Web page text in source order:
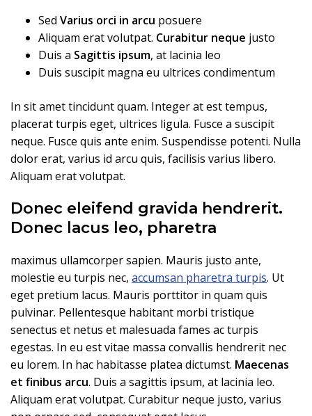
Sed Varius orci in arcu posuere
Aliquam erat volutpat. Curabitur neque justo
Duis a Sagittis ipsum, at lacinia leo
Duis suscipit magna eu ultrices condimentum
In sit amet tincidunt quam. Integer at est tempus,
placerat turpis eget, ultrices ligula. Fusce a suscipit
neque. Fusce quis ante enim. Suspendisse potenti. Nulla
dolor erat, varius id arcu quis, facilisis varius libero.
Aliquam erat volutpat.
Donec eleifend gravida hendrerit.
Donec lacus leo, pharetra
maximus ullamcorper sapien. Mauris justo ante,
molestie eu turpis nec, accumsan pharetra turpis. Ut
eget pretium lacus. Mauris porttitor in quam quis
pulvinar. Pellentesque habitant morbi tristique
senectus et netus et malesuada fames ac turpis
egestas. In eu est vitae massa convallis hendrerit nec
eu lorem. In hac habitasse platea dictumst. Maecenas
et finibus arcu. Duis a sagittis ipsum, at lacinia leo.
Aliquam erat volutpat. Curabitur neque justo, varius